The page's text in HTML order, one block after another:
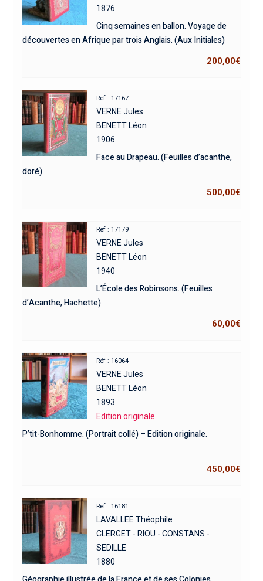
1876
Cinq semaines en ballon. Voyage de
découvertes en Afrique par trois Anglais. (Aux Initiales)
200,00€
Réf : 17167
VERNE Jules
BENETT Léon
1906
Face au Drapeau. (Feuilles d’acanthe,
doré)
500,00€
Réf : 17179
VERNE Jules
BENETT Léon
1940
L’École des Robinsons. (Feuilles
d’Acanthe, Hachette)
60,00€
Réf : 16064
VERNE Jules
BENETT Léon
1893
Edition originale
P’tit-Bonhomme. (Portrait collé) – Edition originale.
450,00€
Réf : 16181
LAVALLEE Théophile
CLERGET - RIOU - CONSTANS -
SEDILLE
1880